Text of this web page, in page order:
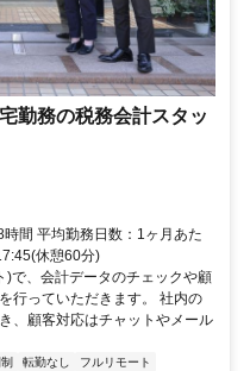
勤務の税務会計スタッ
間 平均勤務日数：1ヶ月あた
休憩60分)
)で、会計データのチェックや顧
行っていただきます。 社内の
、顧客対応はチャットやメール
転勤なし
フルリモート